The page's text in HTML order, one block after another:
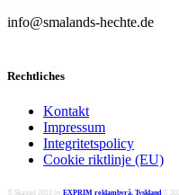
info@smalands-hechte.de
Rechtliches
Kontakt
Impressum
Integritetspolicy
Cookie riktlinje (EU)
© Skapad 2021 by EXPRIM reklambyrå, Tyskland©